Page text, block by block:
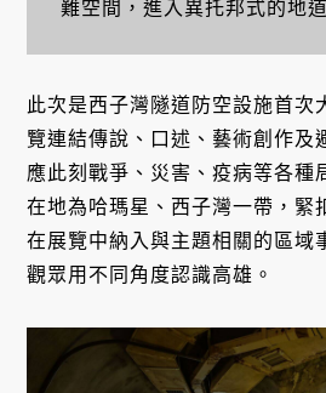
難空間，進入異托邦式的地
此次是西子灣隧道防空設施首次
覽連結傳說、口述、藝術創作及
應此刻戰爭、災害、疫病等各種
在地為哈瑪星、西子灣一帶，緊
在展覽中納入與主題相關的區域
觀眾用不同角度認識高雄。